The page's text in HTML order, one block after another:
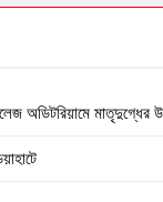
অডিটরিয়ামে মাতৃদুগ্ধের